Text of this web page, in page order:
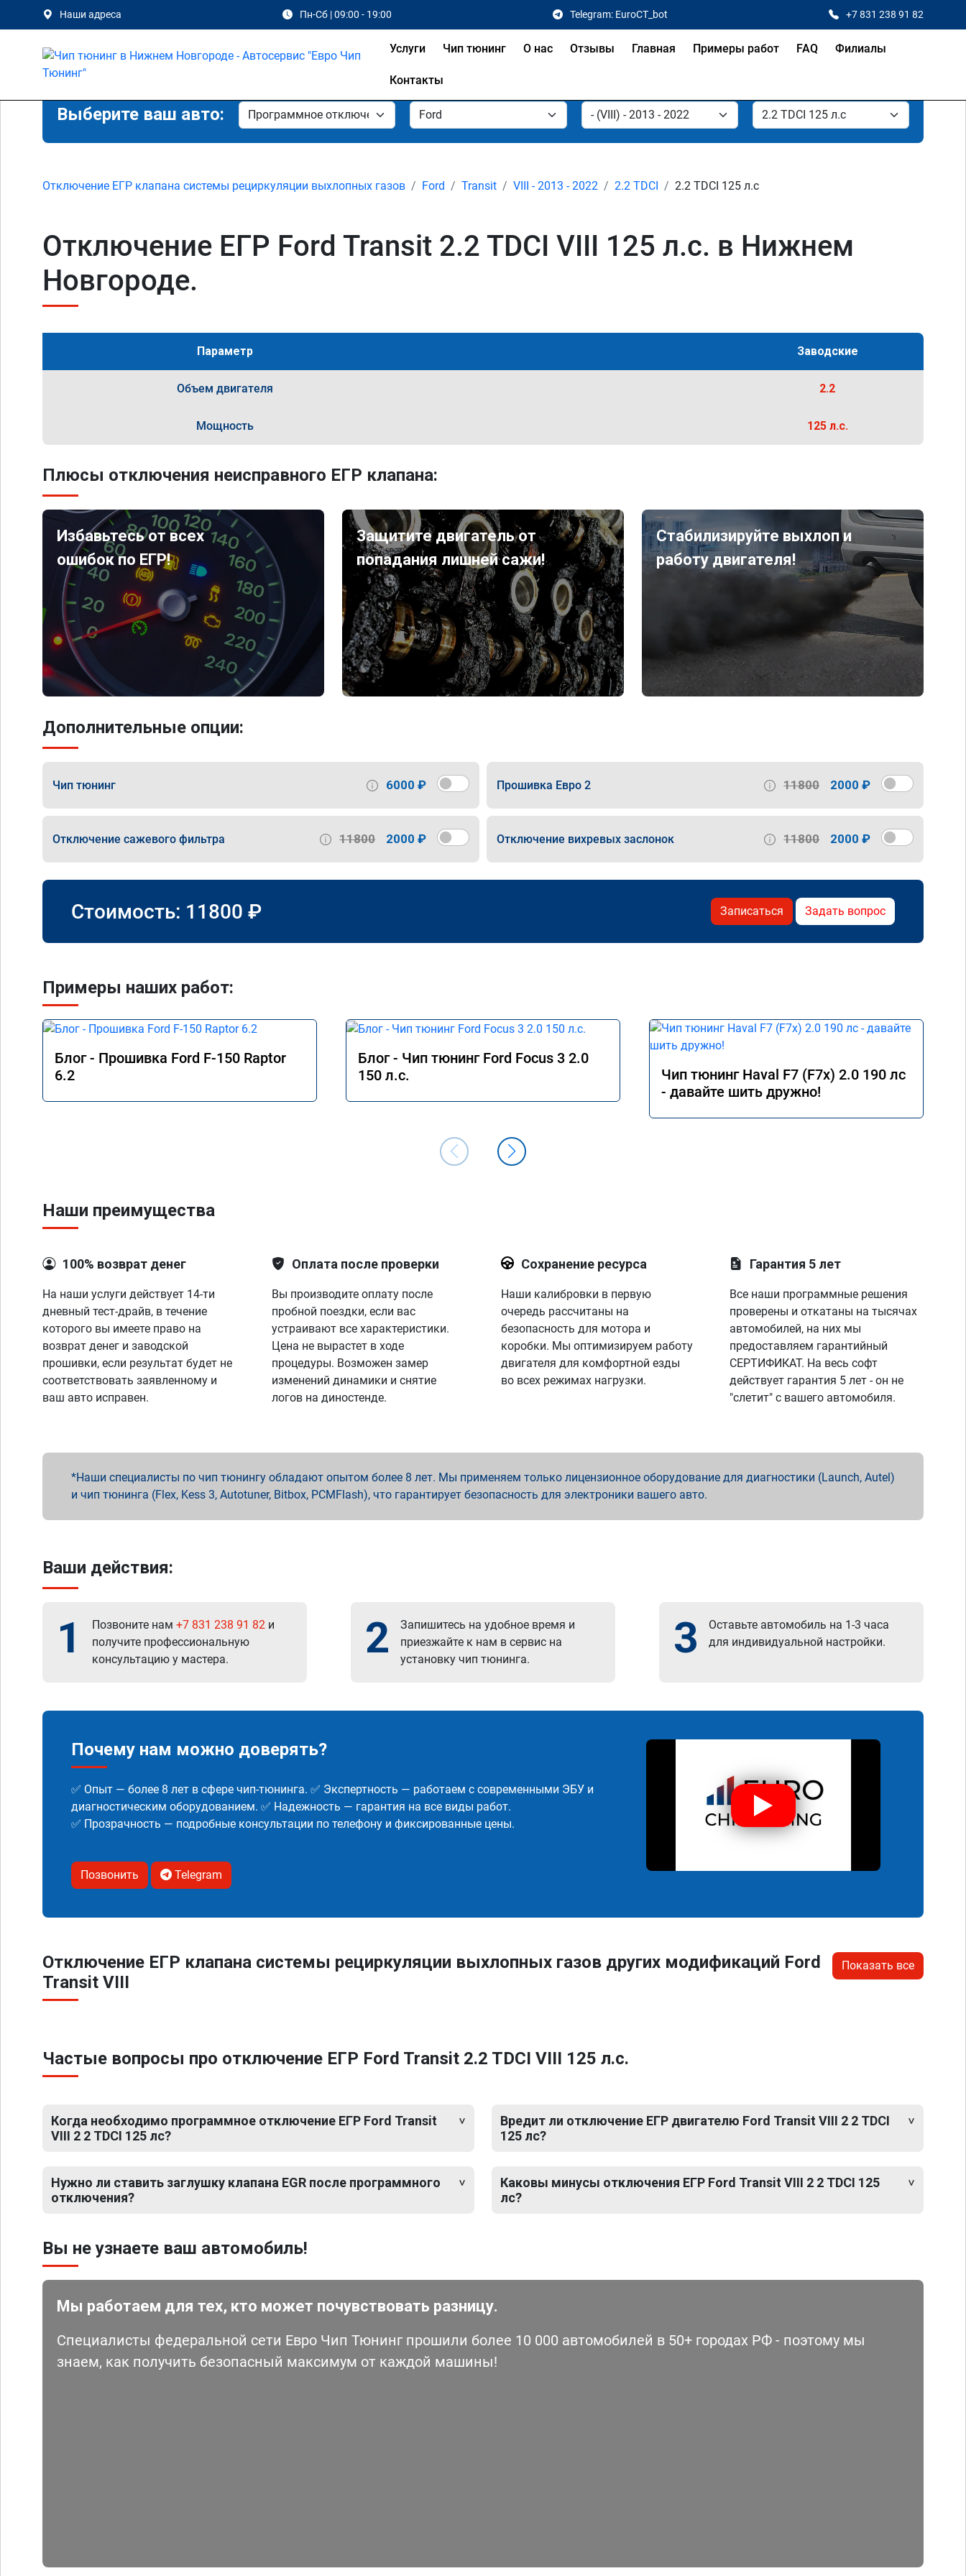
Наши адреса Пн-Сб | 09:00 - 19:00 Telegram: EuroCT_bot +7 831 238 91 82
Услуги Чип тюнинг О нас Отзывы Главная Примеры работ FAQ Филиалы
Контакты
Выберите ваш авто:
Отключение ЕГР клапана системы рециркуляции выхлопных газов Ford Transit VIII - 2013 - 2022 2.2 TDCI 2.2 TDCI 125 л.с
Отключение ЕГР Ford Transit 2.2 TDCI VIII 125 л.с. в Нижнем
Новгороде.
Параметр Заводские
Объем двигателя 2.2
Мощность 125 л.с.
Плюсы отключения неисправного ЕГР клапана:
Избавьтесь от всех
ошибок по ЕГР!
Защитите двигатель от
попадания лишней сажи!
Стабилизируйте выхлоп и
работу двигателя!
Дополнительные опции:
Чип тюнинг 6000 ₽ Прошивка Евро 2 11800 2000 ₽
Отключение сажевого фильтра 11800 2000 ₽ Отключение вихревых заслонок 11800 2000 ₽
Стоимость: 11800 ₽ Записаться Задать вопрос
Примеры наших работ:
Блог - Прошивка Ford F-150 Raptor
6.2
Блог - Чип тюнинг Ford Focus 3 2.0
150 л.с.
Чип тюнинг Haval F7 (F7x) 2.0 190 лс
- давайте шить дружно!
Наши преимущества
100% возврат денег
На наши услуги действует 14-ти
дневный тест-драйв, в течение
которого вы имеете право на
возврат денег и заводской
прошивки, если результат будет не
соответствовать заявленному и
ваш авто исправен.
Оплата после проверки
Вы производите оплату после
пробной поездки, если вас
устраивают все характеристики.
Цена не вырастет в ходе
процедуры. Возможен замер
изменений динамики и снятие
логов на диностенде.
Сохранение ресурса
Наши калибровки в первую
очередь рассчитаны на
безопасность для мотора и
коробки. Мы оптимизируем работу
двигателя для комфортной езды
во всех режимах нагрузки.
Гарантия 5 лет
Все наши программные решения
проверены и откатаны на тысячах
автомобилей, на них мы
предоставляем гарантийный
СЕРТИФИКАТ. На весь софт
действует гарантия 5 лет - он не
"слетит" с вашего автомобиля.
Наши специалисты по чип тюнингу обладают опытом более 8 лет. Мы применяем только лицензионное оборудование для диагностики (Launch, Autel)
и чип тюнинга (Flex, Kess 3, Autotuner, Bitbox, PCMFlash), что гарантирует безопасность для электроники вашего авто.
Ваши действия:
1 Позвоните нам +7 831 238 91 82 и
получите профессиональную
консультацию у мастера.
2
Запишитесь на удобное время и
приезжайте к нам в сервис на
установку чип тюнинга.
3
Оставьте автомобиль на 1-3 часа
для индивидуальной настройки.
Почему нам можно доверять?
✅ Опыт — более 8 лет в сфере чип-тюнинга. ✅ Экспертность — работаем с современными ЭБУ и
диагностическим оборудованием. ✅ Надежность — гарантия на все виды работ.
✅ Прозрачность — подробные консультации по телефону и фиксированные цены.
Позвонить Telegram
Отключение ЕГР клапана системы рециркуляции выхлопных газов других модификаций Ford
Transit VIII
Показать все
Частые вопросы про отключение ЕГР Ford Transit 2.2 TDCI VIII 125 л.с.
Когда необходимо программное отключение ЕГР Ford Transit
VIII 2 2 TDCI 125 лс?
Нужно ли ставить заглушку клапана EGR после программного
отключения?
Вредит ли отключение ЕГР двигателю Ford Transit VIII 2 2 TDCI
125 лс?
Каковы минусы отключения ЕГР Ford Transit VIII 2 2 TDCI 125
лс?
Вы не узнаете ваш автомобиль!
Мы работаем для тех, кто может почувствовать разницу.
Специалисты федеральной сети Евро Чип Тюнинг прошили более 10 000 автомобилей в 50+ городах РФ - поэтому мы
знаем, как получить безопасный максимум от каждой машины!